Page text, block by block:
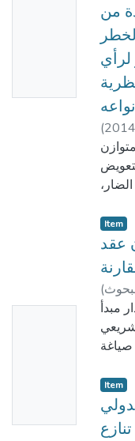
من
(2014
الجمع
بين
الصفة
هي
للقسط
إلى أن
عقد
له
Item
عقد
(
,
2017
مبدأ
Item